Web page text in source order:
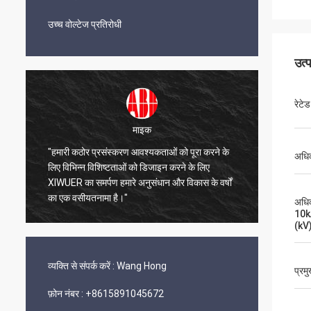
उच्च वोल्टेज प्रतिरोधी
माइक
"हमारी कठोर प्रसंस्करण आवश्यकताओं को पूरा करने के
लिए विभिन्न विशिष्टताओं को डिजाइन करने के लिए
XIWUER का समर्पण हमारे अनुसंधान और विकास के वर्षों
का एक वसीयतनामा है।"
अच्छी
व्यक्ति से संपर्क करें : Wang Hong
फ़ोन नंबर : +8615891045672
रेटेड
(kV)